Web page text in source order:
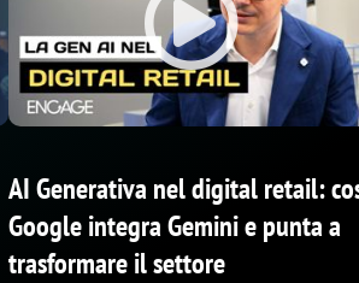
AI Generativa nel digital retail:
Google integra Gemini e punta a
trasformare il settore